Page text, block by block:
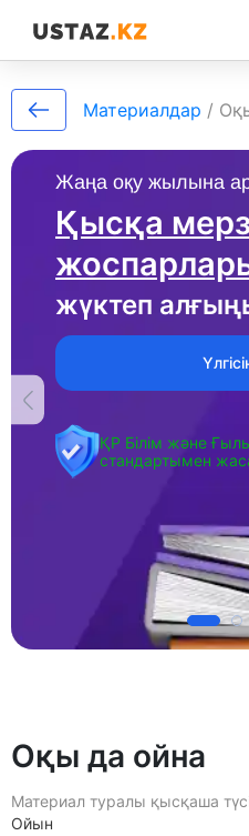
Жаңа оқу жылына
Қысқа
жүктеп
ҚР Білім және
стандартымен
Материалдар /
Оқы да ойна
Материал туралы қысқаша
Ойын